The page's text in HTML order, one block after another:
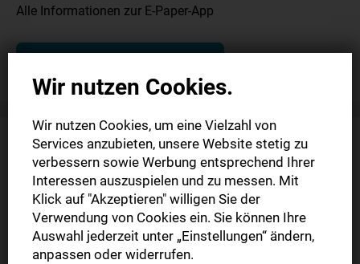
Alle Informationen zur E-Paper-App
Wir nutzen Cookies.
Wir nutzen Cookies, um eine Vielzahl von
Services anzubieten, unsere Website stetig zu
verbessern sowie Werbung entsprechend Ihrer
Interessen auszuspielen und zu messen. Mit
Klick auf "Akzeptieren" willigen Sie der
Verwendung von Cookies ein. Sie können Ihre
Auswahl jederzeit unter „Einstellungen“ ändern,
anpassen oder widerrufen.